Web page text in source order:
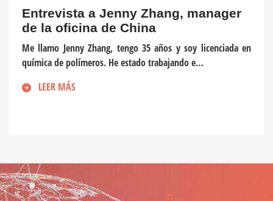
Entrevista a Jenny Zhang, manager
de la oficina de China
Me llamo Jenny Zhang, tengo 35 años y soy licenciada en
química de polímeros. He estado trabajando e…
LEER MÁS